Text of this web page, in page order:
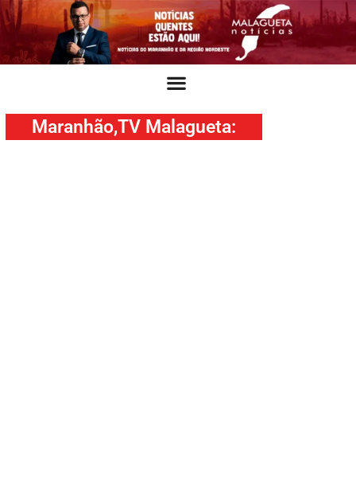
Maranhão,TV Malagueta: